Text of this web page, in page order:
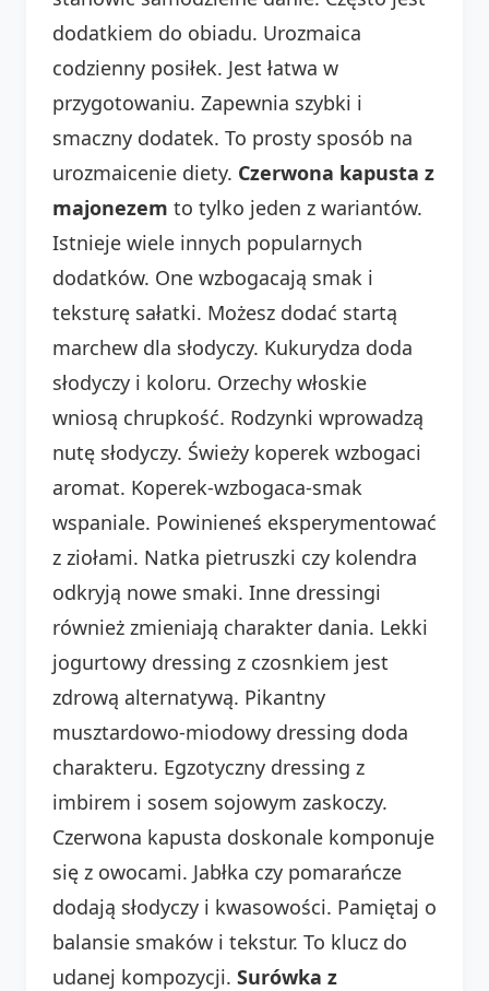
dodatkiem do obiadu. Urozmaica
codzienny posiłek. Jest łatwa w
przygotowaniu. Zapewnia szybki i
smaczny dodatek. To prosty sposób na
urozmaicenie diety. Czerwona kapusta z
majonezem to tylko jeden z wariantów.
Istnieje wiele innych popularnych
dodatków. One wzbogacają smak i
teksturę sałatki. Możesz dodać startą
marchew dla słodyczy. Kukurydza doda
słodyczy i koloru. Orzechy włoskie
wniosą chrupkość. Rodzynki wprowadzą
nutę słodyczy. Świeży koperek wzbogaci
aromat. Koperek-wzbogaca-smak
wspaniale. Powinieneś eksperymentować
z ziołami. Natka pietruszki czy kolendra
odkryją nowe smaki. Inne dressingi
również zmieniają charakter dania. Lekki
jogurtowy dressing z czosnkiem jest
zdrową alternatywą. Pikantny
musztardowo-miodowy dressing doda
charakteru. Egzotyczny dressing z
imbirem i sosem sojowym zaskoczy.
Czerwona kapusta doskonale komponuje
się z owocami. Jabłka czy pomarańcze
dodają słodyczy i kwasowości. Pamiętaj o
balansie smaków i tekstur. To klucz do
udanej kompozycji. Surówka z